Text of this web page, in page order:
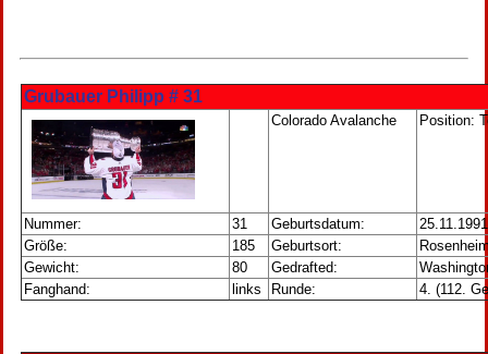
Grubauer Philipp # 31
Colorado Avalanche Position:
Nummer: 31 Geburtsdatum:
25.11.1991
Größe:
185 Geburtsort:
Gewicht:
80 Gedrafted:
Fanghand:
links Runde: 4. (112.